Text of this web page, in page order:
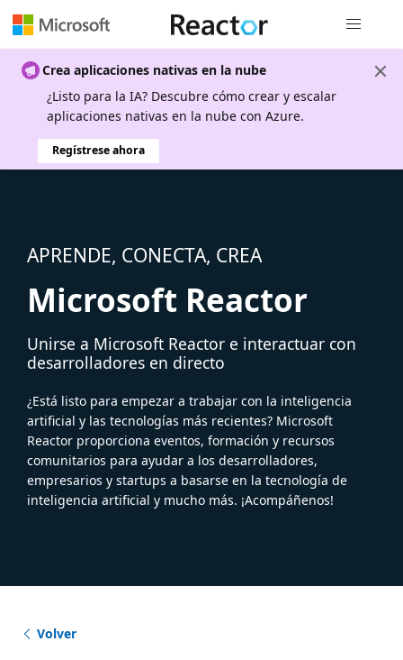
Crea aplicaciones nativas en la nube
¿Listo para la IA? Descubre cómo crear y escalar
aplicaciones nativas en la nube con Azure.
Regístrese ahora
APRENDE, CONECTA, CREA
Microsoft Reactor
Unirse a Microsoft Reactor e interactuar con
desarrolladores en directo
¿Está listo para empezar a trabajar con la inteligencia
artificial y las tecnologías más recientes? Microsoft
Reactor proporciona eventos, formación y recursos
comunitarios para ayudar a los desarrolladores,
empresarios y startups a basarse en la tecnología de
inteligencia artificial y mucho más. ¡Acompáñenos!
Volver